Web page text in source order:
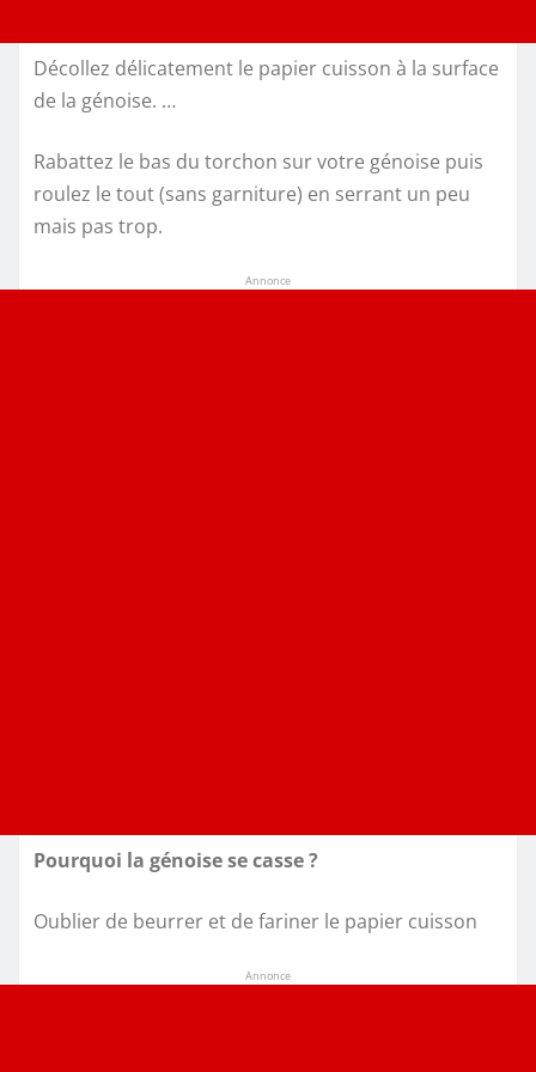
Décollez délicatement le papier cuisson à la surface
de la génoise. …
Rabattez le bas du torchon sur votre génoise puis
roulez le tout (sans garniture) en serrant un peu
mais pas trop.
Annonce
Pourquoi la génoise se casse ?
Oublier de beurrer et de fariner le papier cuisson
Annonce